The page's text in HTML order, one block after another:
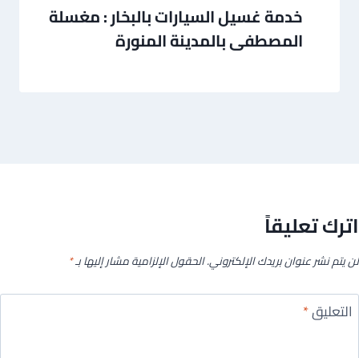
خدمة غسيل السيارات بالبخار : مغسلة
المصطفى بالمدينة المنورة
اترك تعليقاً
لن يتم نشر عنوان بريدك الإلكتروني.الحقول الإلزامية مشار إليها بـ*
التعليق*